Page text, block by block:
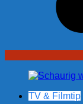
TV & Filmtip